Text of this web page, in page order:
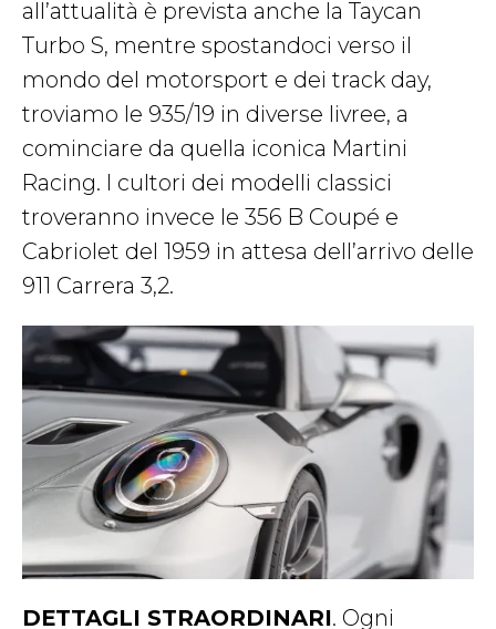
all’attualità è prevista anche la Taycan
Turbo S, mentre spostandoci verso il
mondo del motorsport e dei track day,
troviamo le 935/19 in diverse livree, a
cominciare da quella iconica Martini
Racing. I cultori dei modelli classici
troveranno invece le 356 B Coupé e
Cabriolet del 1959 in attesa dell’arrivo delle
911 Carrera 3,2.
DETTAGLI STRAORDINARI. Ogni